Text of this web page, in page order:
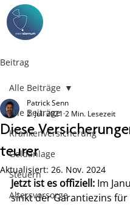
Beitrag
Alle Beiträge
Krankenversicherung
Geldanlage
Steuern
Altersvorsorge
Alle Beiträge
Diese
teurer
Patrick Senn
2. Juli 2021 2 Min. Lesezeit
Aktualisiert: 26. Nov. 2024
Jetzt ist es offiziell: Im
sinkt der Garantiezins für